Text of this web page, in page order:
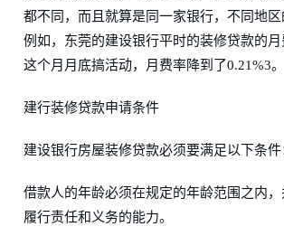
都不同，而且就算是同一家银行，不同地区
例如，东莞的建设银行平时的装修贷款的月
这个月月底搞活动，月费率降到了0.21%3。
建行装修贷款申请条件
建设银行房屋装修贷款必须要满足以下条件
借款人的年龄必须在规定的年龄范围之内，
履行责任和义务的能力。